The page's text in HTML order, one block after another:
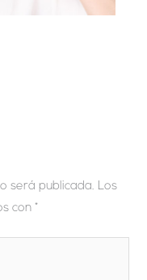
será publicada. Los
con *